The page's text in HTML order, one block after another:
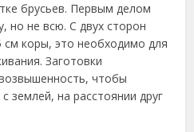
брусьев. Первым делом
но не всю. С двух сторон
коры, это необходимо для
Заготовки
чтобы
землей, на расстоянии друг